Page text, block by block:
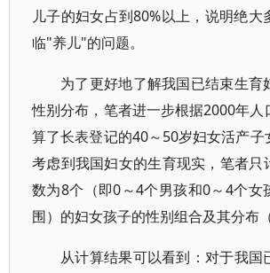
儿子的妇女占到80%以上，说明绝大
临"养儿"的问题。
为了更好地了解我国已结束生育
性别分布，笔者进一步根据2000年人
算了长表登记的40～50岁妇女活产子
考虑到我国妇女的生育现实，笔者只
数为8个（即0～4个男孩和0～4个女
围）的妇女孩子的性别组合及其分布
从计算结果可以看到：对于我国